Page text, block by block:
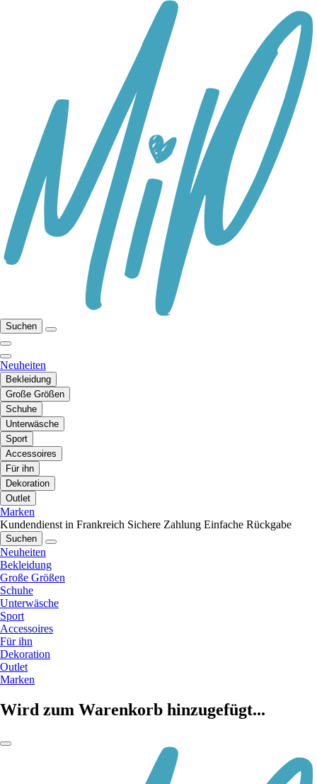
Suchen
Neuheiten
Bekleidung
Große Größen
Schuhe
Unterwäsche
Sport
Accessoires
Für ihn
Dekoration
Outlet
Marken
Kundendienst in Frankreich Sichere Zahlung Einfache Rückgabe
Suchen
Neuheiten
Bekleidung
Große Größen
Schuhe
Unterwäsche
Sport
Accessoires
Für ihn
Dekoration
Outlet
Marken
Wird zum Warenkorb hinzugefügt...